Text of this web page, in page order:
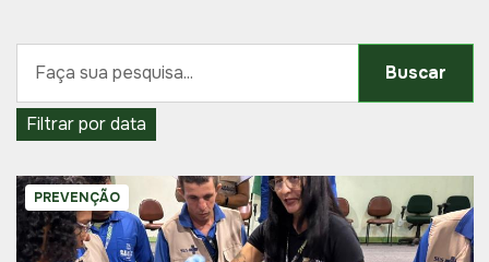
Buscar
Filtrar por data
PREVENÇÃO